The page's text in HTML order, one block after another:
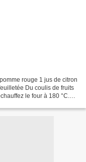
rouge 1 jus de citron
Du coulis de fruits
le four à 180 °C.